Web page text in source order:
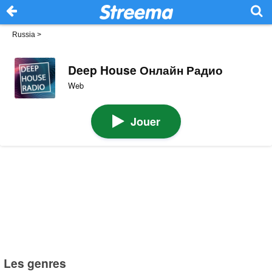
Russia >
Deep House Онлайн Радио
Web
Jouer
Les genres